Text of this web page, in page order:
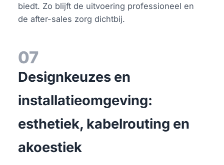
biedt. Zo blijft de uitvoering professioneel en
de after-sales zorg dichtbij.
07
Designkeuzes en
installatieomgeving:
esthetiek, kabelrouting en
akoestiek